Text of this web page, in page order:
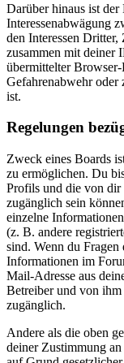
Darüber hinaus ist
Interessenabwägung
den Interessen
zusammen mit deiner
übermittelter
Gefahrenabwehr
ist.
Regelungen
Zweck eines Boards
zu ermöglichen. Du
Profils und die von dir
zugänglich sein
einzelne
(z. B. andere
sind. Wenn du Fragen
Informationen im
Mail-Adresse aus
Betreiber und von
zugänglich.
Andere als die oben
deiner Zustimmung